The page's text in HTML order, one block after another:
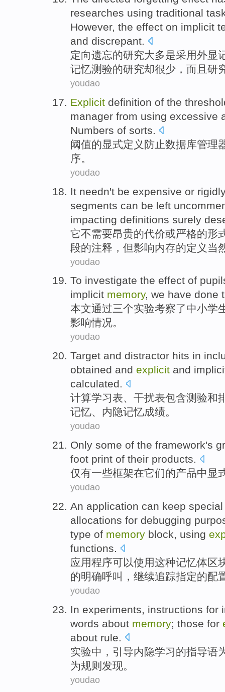
researches using traditional
However, the effect on implicit
and discrepant.
定向遗忘的研究大多是采用外显
记忆测验的研究却很少 ， 而且 研
youdao
Explicit definition of the
manager from using excessive
Numbers of sorts.
阈值的显式定义 防止数据库管理
序。
youdao
It needn't be expensive or
segments can be left
impacting definitions surely
它不需要昂贵的代价或严格的形
段的注释 ，但影响内存的定义 当
youdao
To investigate the effect of
implicit memory, we have done
本文通过三个实验考察了中小学
影响情况。
youdao
Target and distractor hits in
obtained and explicit and
calculated.
计算学习表、 干扰表包含测验和
记忆、 内隐记忆成绩。
youdao
Only some of the framework's
foot print of their products.
仅有一些框架在它们的产品中显
youdao
An application can keep
allocations for debugging
type of memory block, using
functions.
应用程序可以使用这种记忆体区
的明确呼叫 ， 继续追踪指定的配
youdao
In experiments instructions for
words about memory; those for
about rule
实验中 ， 引导内隐学习的指导语
为规则发现。
youdao